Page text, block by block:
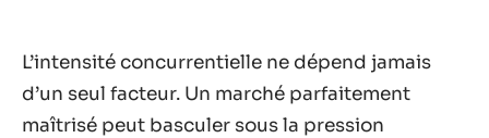
L’intensité concurrentielle ne dépend jamais
d’un seul facteur. Un marché parfaitement
maîtrisé peut basculer sous la pression